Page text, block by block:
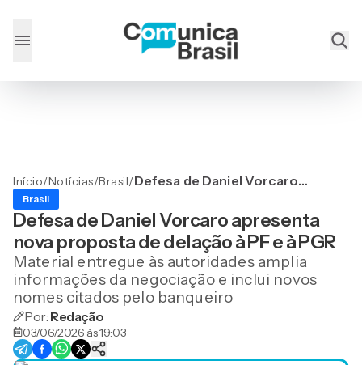
Início/Notícias/Brasil/Defesa de Daniel Vorcaro
de delação à PF e à PGR
Brasil
Defesa de Daniel Vorcaro apresenta
nova proposta de delação à PF e à PGR
Material entregue às autoridades amplia
informações da negociação e inclui novos
nomes citados pelo banqueiro
Por: Redação
03/06/2026 às 19:03